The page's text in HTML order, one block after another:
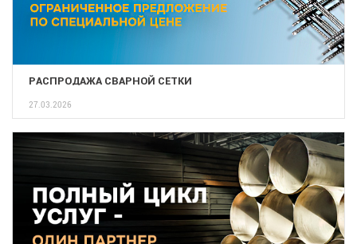
РАСПРОДАЖА СВАРНОЙ СЕТКИ
27.03.2026